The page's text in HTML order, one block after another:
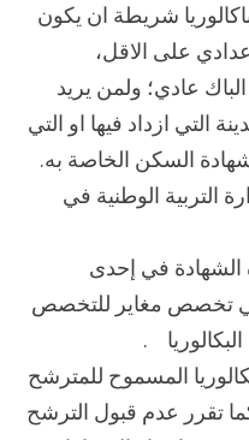
شريطة ان يكون
على الاقل،
عادي؛ ولمن يريد
التي ازداد فيها او التي
السكن الخاصة به.
التربية الوطنية في
في إحدى
في تخصص مغاير للتخصص
.
المسموح للمترشح
تقرر عدم قبول الترشح